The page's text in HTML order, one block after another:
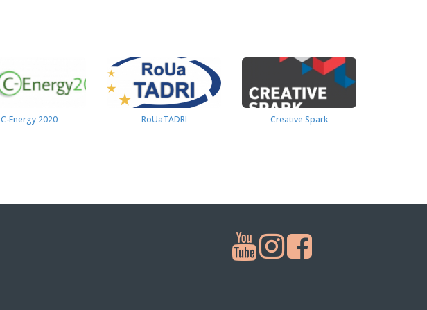
C-Energy 2020 RoUaTADRI Creative Spark